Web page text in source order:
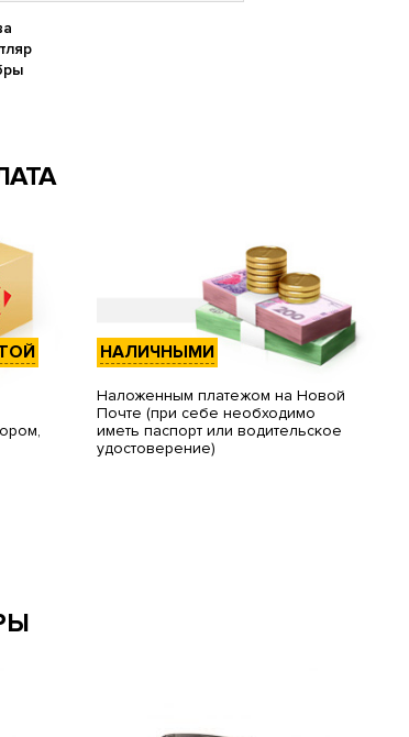
НАЛИЧНЫМИ
Наложенным платежом на Новой
Почте (при себе необходимо
иметь паспорт или водительское
удостоверение)